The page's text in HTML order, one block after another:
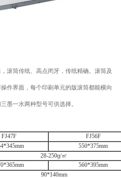
滚筒传纸、高点闭牙，传纸精确。 滚筒及
作界面，每个印刷单元的版滚筒都能横向
墨一水两种型号可供选择。
FJ47F
FJ56F
550*375mm
28-250ɡ/㎡
560*395mm
90*140mm